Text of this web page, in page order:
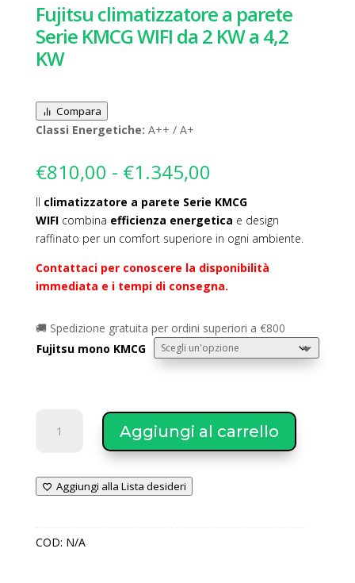
Fujitsu climatizzatore a parete
Serie KMCG WIFI da 2 KW a 4,2
KW
Compara
Classi Energetiche: A++ / A+
€810,00 - €1.345,00
prezzo:
da
€810,00
a
€1.345,00
Il climatizzatore a parete Serie KMCG
WIFIcombina efficienza energetica e design
raffinato per un comfort superiore in ogni ambiente.
Contattaci per conoscere la disponibilità
immediata e i tempi di consegna.
🚚 Spedizione gratuita per ordini superiori a €800
Fujitsu mono KMCG
climatizzatore
Serie
da
Aggiungi al carrello
Aggiungi alla Lista desideri
COD: N/A